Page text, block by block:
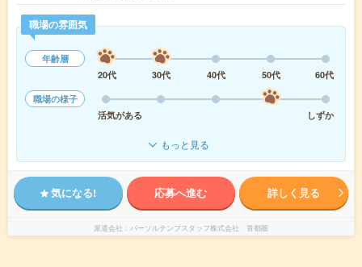
職場の雰囲気
年齢層
20代
30代 40代 50代
60代
職場の様子
活気がある
しずか
もっと見る
気になる! 応募へ進む 詳しく見る
派遣会社 パーソルテンプスタッフ株式会社 首都圏